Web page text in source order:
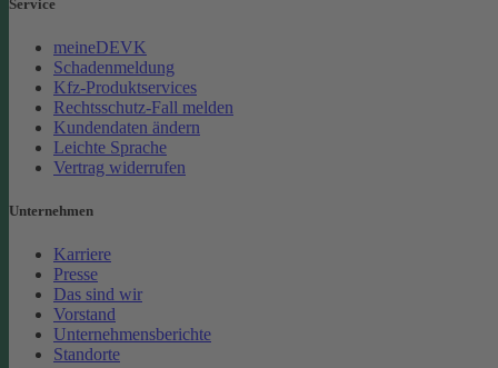
Service
meineDEVK
Schadenmeldung
Kfz-Produktservices
Rechtsschutz-Fall melden
Kundendaten ändern
Leichte Sprache
Vertrag widerrufen
Unternehmen
Karriere
Presse
Das sind wir
Vorstand
Unternehmensberichte
Standorte